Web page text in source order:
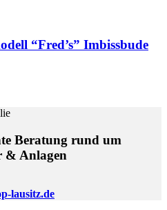
“Fred’s” Imbissbude
Beratung rund um
& Anlagen
lausitz.de